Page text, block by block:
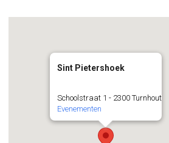
Sint Pietershoek
Schoolstraat 1 - 2300 Turnhout
Evenementen